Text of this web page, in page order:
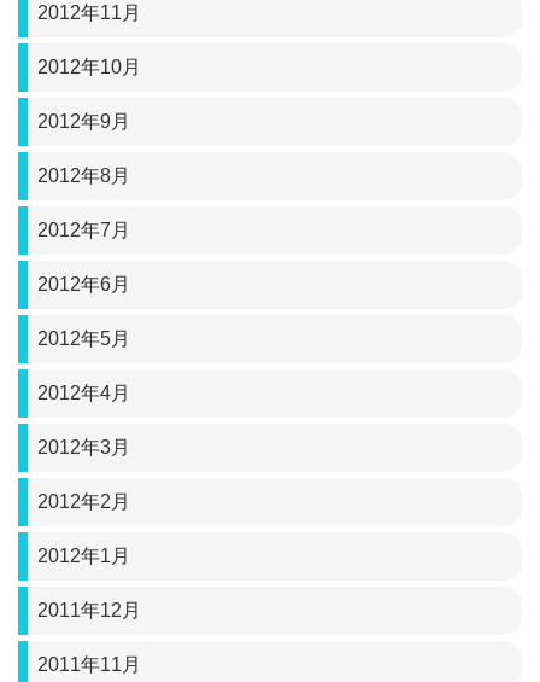
2012年11月
2012年10月
2012年9月
2012年8月
2012年7月
2012年6月
2012年5月
2012年4月
2012年3月
2012年2月
2012年1月
2011年12月
2011年11月